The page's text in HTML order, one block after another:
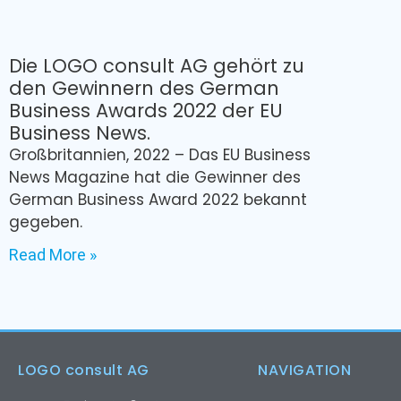
Die LOGO consult AG gehört zu
den Gewinnern des German
Business Awards 2022 der EU
Business News.
Großbritannien, 2022 – Das EU Business
News Magazine hat die Gewinner des
German Business Award 2022 bekannt
gegeben.
Read More »
LOGO consult AG NAVIGATION